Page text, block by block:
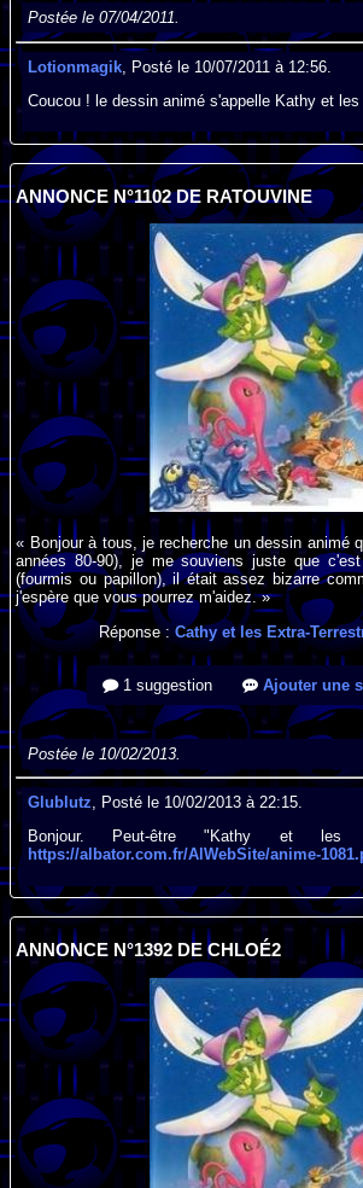
Postée le 07/04/2011.
Lotionmagik , Posté le 10/07/2011 à 12:56.
Coucou ! le dessin animé s'appelle Kathy et
ANNONCE N°1102 DE RATOUVINE
« Bonjour à tous, je recherche un dessin animé
années 80-90), je me souviens juste que
(fourmis ou papillon), il était assez bizarre
j'espère que vous pourrez m'aidez. »
Réponse : Cathy et les Extra-
1 suggestion Ajouter une
Postée le 10/02/2013.
Glublutz , Posté le 10/02/2013 à 22:15.
Bonjour. Peut-être "Kathy et les
https://albator.com.fr/AlWebSite/anime-
ANNONCE N°1392 DE CHLOÉ2